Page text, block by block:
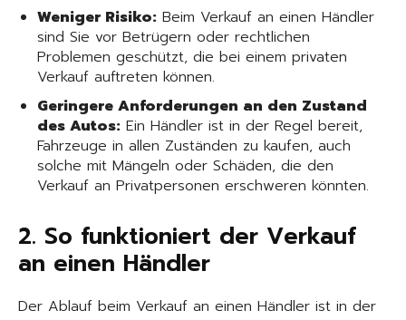
Weniger Risiko: Beim Verkauf an einen Händler
sind Sie vor Betrügern oder rechtlichen
Problemen geschützt, die bei einem privaten
Verkauf auftreten können.
Geringere Anforderungen an den Zustand
des Autos: Ein Händler ist in der Regel bereit,
Fahrzeuge in allen Zuständen zu kaufen, auch
solche mit Mängeln oder Schäden, die den
Verkauf an Privatpersonen erschweren könnten.
2. So funktioniert der Verkauf
an einen Händler
Der Ablauf beim Verkauf an einen Händler ist in der